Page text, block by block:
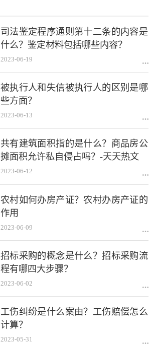
司法鉴定程序通则第十二条的内容是
什么？鉴定材料包括哪些内容？
2023-06-19
被执行人和失信被执行人的区别是哪
些方面？
2023-06-13
共有建筑面积指的是什么？商品房公
摊面积允许私自侵占吗？-天天热文
2023-06-12
农村如何办房产证？农村办房产证的
作用
2023-06-09
招标采购的概念是什么？招标采购流
程有哪四大步骤？
2023-06-02
工伤纠纷是什么案由？工伤赔偿怎么
计算？
2023-05-31